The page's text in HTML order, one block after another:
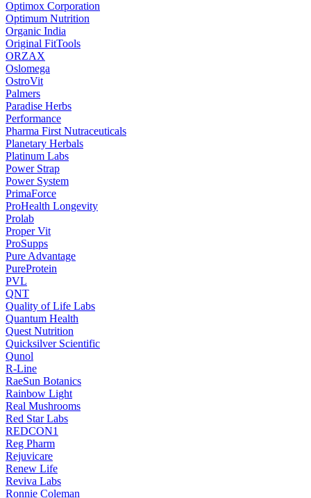
Optimox Corporation
Optimum Nutrition
Organic India
Original FitTools
ORZAX
Oslomega
OstroVit
Palmers
Paradise Herbs
Performance
Pharma First Nutraceuticals
Planetary Herbals
Platinum Labs
Power Strap
Power System
PrimaForce
ProHealth Longevity
Prolab
Proper Vit
ProSupps
Pure Advantage
PureProtein
PVL
QNT
Quality of Life Labs
Quantum Health
Quest Nutrition
Quicksilver Scientific
Qunol
R-Line
RaeSun Botanics
Rainbow Light
Real Mushrooms
Red Star Labs
REDCON1
Reg Pharm
Rejuvicare
Renew Life
Reviva Labs
Ronnie Coleman